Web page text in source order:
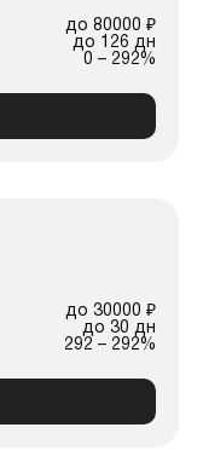
до 80000 ₽
до 126 дн
0 – 292%
до 30000 ₽
до 30 дн
292 – 292%